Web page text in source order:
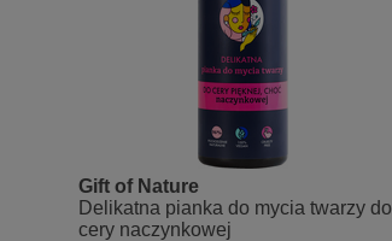
Gift of Nature
Delikatna pianka do mycia twarzy do
cery naczynkowej